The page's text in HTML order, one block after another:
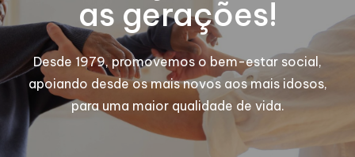
as gerações!
Desde 1979, promovemos o bem-estar social,
apoiando desde os mais novos aos mais idosos,
para uma maior qualidade de vida.